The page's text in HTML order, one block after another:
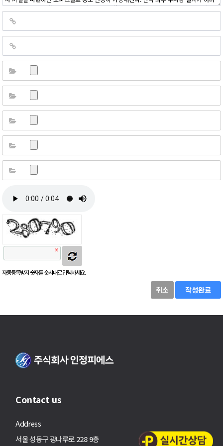
자동등록방지 숫자를 순서대로 입력하세요.
취소 작성완료
Contact us
Address
서울 성동구 광나루로 228 9층